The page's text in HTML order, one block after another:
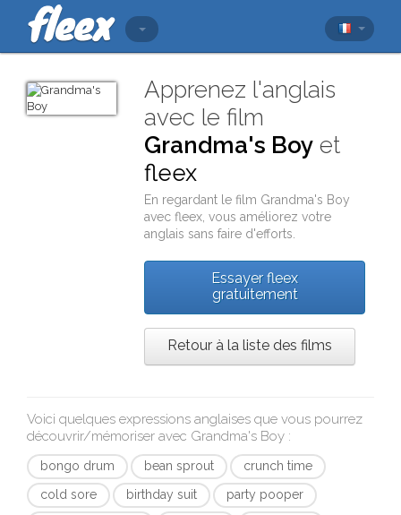
Apprenez l'anglais
avec le film
Grandma's Boy et
fleex
En regardant le film Grandma's Boy
avecfleex , vous améliorez votre
anglais sans faire d'efforts.
Essayer fleex
gratuitement
Retour à la liste des films
Voici quelques expressions anglaises que vous pourrez
découvrir/mémoriser avec Grandma's Boy :
bongo drum bean sprout
crunch time
cold sore
birthday suit
party pooper